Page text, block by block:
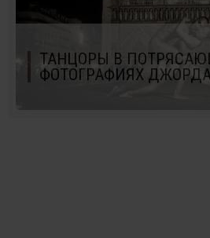
ТАНЦОРЫ В
ФОТОГРАФИЯХ